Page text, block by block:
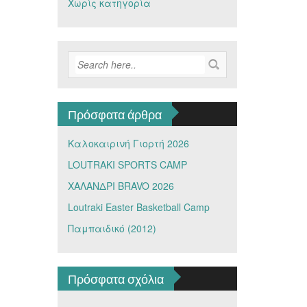
Χωρίς κατηγορία
Πρόσφατα άρθρα
Καλοκαιρινή Γιορτή 2026
LOUTRAKI SPORTS CAMP
ΧΑΛΑΝΔΡΙ BRAVO 2026
Loutraki Easter Basketball Camp
Παμπαιδικό (2012)
Πρόσφατα σχόλια